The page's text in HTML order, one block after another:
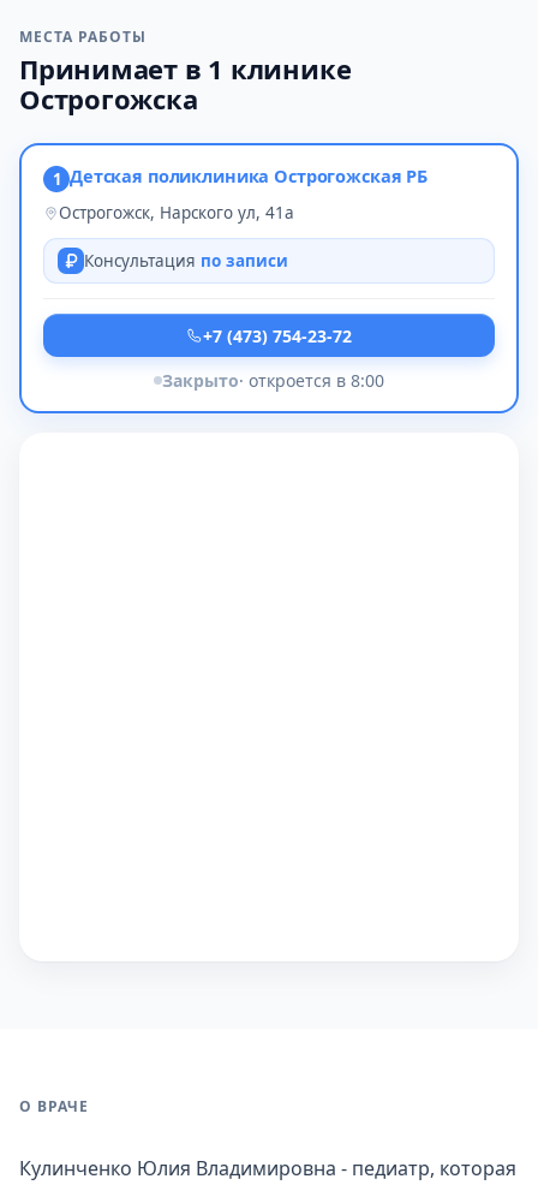
МЕСТА РАБОТЫ
Принимает в 1 клинике
Острогожска
1 Детская поликлиника Острогожская РБ
Острогожск, Нарского ул, 41а
Консультация по записи
+7 (473) 754-23-72
Закрыто· откроется в 8:00
О ВРАЧЕ
Кулинченко Юлия Владимировна - педиатр, которая